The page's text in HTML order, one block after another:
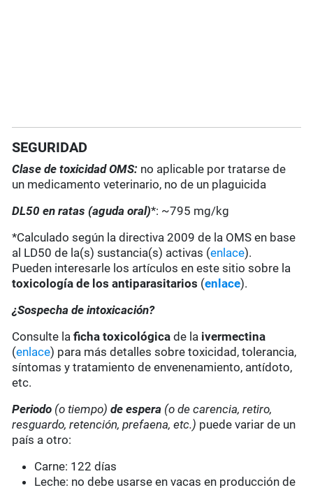
SEGURIDAD
Clase de toxicidad OMS: no aplicable por tratarse de
un medicamento veterinario, no de un plaguicida
DL50 en ratas (aguda oral)*: ~795 mg/kg
*Calculado según la directiva 2009 de la OMS en base
al LD50 de la(s) sustancia(s) activas (enlace).
Pueden interesarle los artículos en este sitio sobre la
toxicología de los antiparasitarios (enlace).
¿Sospecha de intoxicación?
Consulte laficha toxicológica de la ivermectina
(enlace) para más detalles sobre toxicidad, tolerancia,
síntomas y tratamiento de envenenamiento, antídoto,
etc.
Periodo (o tiempo) de espera (o de carencia, retiro,
resguardo, retención, prefaena, etc.) puede variar de un
país a otro:
Carne: 122 días
Leche: no debe usarse en vacas en producción de